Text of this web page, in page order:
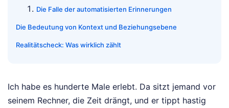
Die Falle der automatisierten Erinnerungen
Die Bedeutung von Kontext und Beziehungsebene
Realitätscheck: Was wirklich zählt
Ich habe es hunderte Male erlebt. Da sitzt jemand vor
seinem Rechner, die Zeit drängt, und er tippt hastig